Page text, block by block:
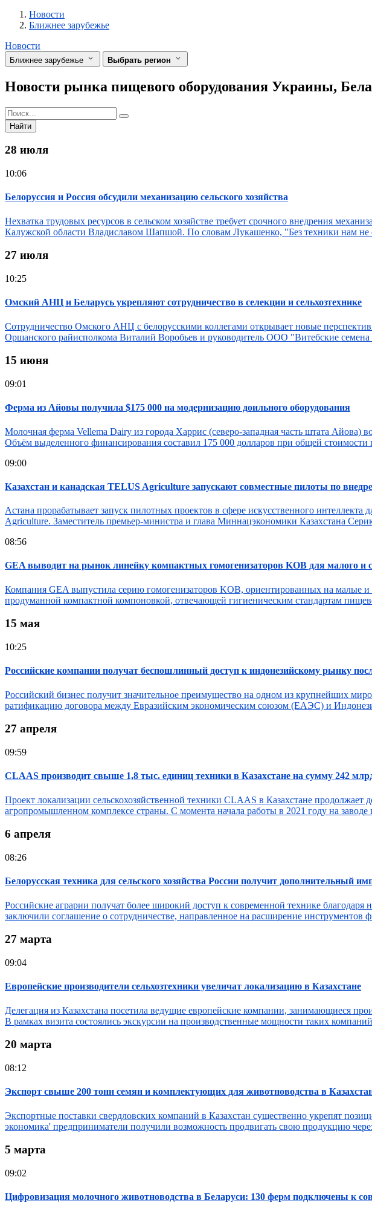
Разделы
Новости
Ближнее зарубежье
Новости
Ближнее зарубежье Выбрать регион
Новости рынка пищевого оборудования Украины,
Найти
28 июля
10:06
Белоруссия и Россия обсудили механизацию сельского хозяйства
Нехватка трудовых ресурсов в сельском хозяйстве требует срочного внедрения
Калужской области Владиславом Шапшой. По словам Лукашенко, "Без техники нам не
27 июля
10:25
Омский АНЦ и Беларусь укрепляют сотрудничество в селекции и сельхозтехнике
Сотрудничество Омского АНЦ с белорусскими коллегами открывает новые
Оршанского райисполкома Виталий Воробьев и руководитель ООО "Витебские семена
15 июня
09:01
Ферма из Айовы получила $175 000 на модернизацию доильного оборудования
Молочная ферма Vellema Dairy из города Харрис (северо-западная часть штата Айова)
Объём выделенного финансирования составил 175 000 долларов при общей стоимости
09:00
Казахстан и канадская TELUS Agriculture запускают совместные пилоты по
Астана прорабатывает запуск пилотных проектов в сфере искусственного
Agriculture. Заместитель премьер-министра и глава Миннацэкономики Казахстана
08:56
GEA выводит на рынок линейку компактных гомогенизаторов KOB для малого и
Компания GEA выпустила серию гомогенизаторов KOB, ориентированных на малые
продуманной компактной компоновкой, отвечающей гигиеническим стандартам
15 мая
10:25
Российские компании получат беспошлинный доступ к индонезийскому рынку
Российский бизнес получит значительное преимущество на одном из крупнейших
ратификацию договора между Евразийским экономическим союзом (ЕАЭС) и
27 апреля
09:59
CLAAS производит свыше 1,8 тыс. единиц техники в Казахстане на сумму 242 млрд
Проект локализации сельскохозяйственной техники CLAAS в Казахстане
агропромышленном комплексе страны. С момента начала работы в 2021 году на
6 апреля
08:26
Белорусская техника для сельского хозяйства России получит дополнительный
Российские аграрии получат более широкий доступ к современной технике
заключили соглашение о сотрудничестве, направленное на расширение инструментов
27 марта
09:04
Европейские производители сельхозтехники увеличат локализацию в Казахстане
Делегация из Казахстана посетила ведущие европейские компании, занимающиеся
В рамках визита состоялись экскурсии на производственные мощности таких
20 марта
08:12
Экспорт свыше 200 тонн семян и комплектующих для животноводства в
Экспортные поставки свердловских компаний в Казахстан существенно укрепят
экономика' предприниматели получили возможность продвигать свою продукцию
5 марта
09:02
Цифровизация молочного животноводства в Беларуси: 130 ферм подключены к